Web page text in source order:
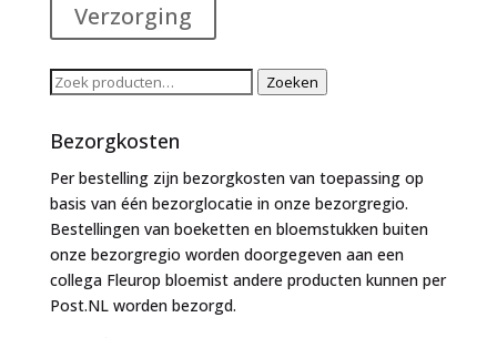
Verzorging
Zoeken
Zoeken
Bezorgkosten
Per bestelling zijn bezorgkosten van toepassing op
basis van één bezorglocatie in onze bezorgregio.
Bestellingen van boeketten en bloemstukken buiten
onze bezorgregio worden doorgegeven aan een
collega Fleurop bloemist andere producten kunnen per
Post.NL worden bezorgd.